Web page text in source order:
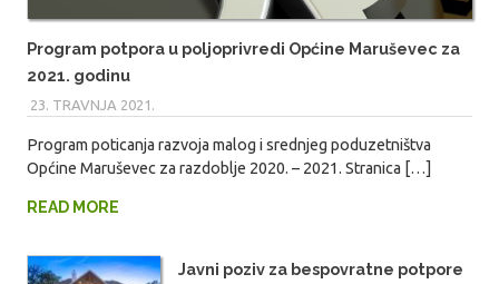
Program potpora u poljoprivredi Općine Maruševec za
2021. godinu
23. TRAVNJA 2021.
Program poticanja razvoja malog i srednjeg poduzetništva
Općine Maruševec za razdoblje 2020. – 2021. Stranica […]
READ MORE
Javni poziv za bespovratne potpore